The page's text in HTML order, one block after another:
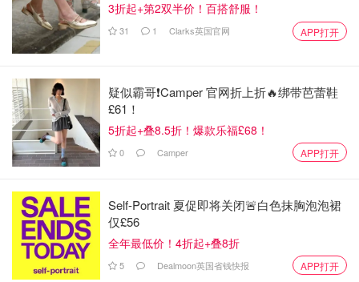
再将所有的调料倒入其中，带上手套，开始给鸡爪子按摩按
摩啦🤣，将所有的爪子，配料，调料搅拌均匀。最后包上保
特别提醒🔔：因为柠檬泡久了会变苦，如果你们没有办法三
天内吃完的话，请记得在第二天的时候可以把柠檬片提前捞
出扔掉，这样就不怕会苦了哦✌️
3折起+第2双半价！百搭舒服！
31 1 Clarks英国官网 APP打开
疑似霸哥❗️Camper 官网折上折🔥绑带芭蕾鞋
£61！
5折起+叠8.5折！爆款乐福£68！
0 Camper APP打开
Self-Portrait 夏促即将关闭🚨白色抹胸泡泡裙
仅£56
全年最低价！4折起+叠8折
5 Dealmoon英国省钱快报 APP打开